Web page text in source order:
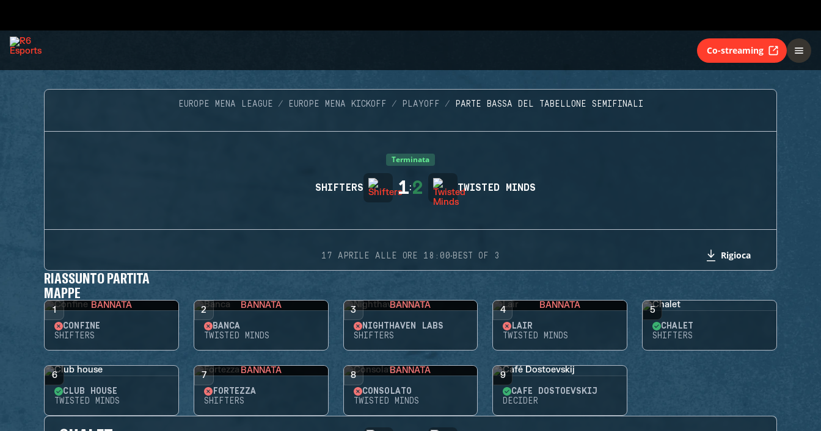
Co-streaming
EUROPE MENA LEAGUE EUROPE MENA KICKOFF PLAYOFF PARTE BASSA DEL TABELLONE SEMIFINALI
Terminata
SHIFTERS 1:2 TWISTED MINDS
17 APRILE ALLE ORE 18:00·BEST OF 3 Rigioca
RIASSUNTO PARTITA
MAPPE
1 BANNATA
CONFINE
SHIFTERS
2 BANNATA
BANCA
TWISTED MINDS
3 BANNATA
NIGHTHAVEN LABS
SHIFTERS
4 BANNATA
LAIR
TWISTED MINDS
5
CHALET
SHIFTERS
6
CLUB HOUSE
TWISTED MINDS
7 BANNATA
FORTEZZA
SHIFTERS
8 BANNATA
CONSOLATO
TWISTED MINDS
9
CAFÉ DOSTOEVSKIJ
DECIDER